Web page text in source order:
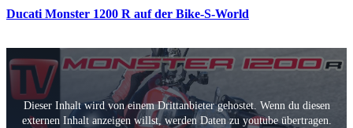
Ducati Monster 1200 R auf der Bike-S-World
Dieser Inhalt wird von einem Drittanbieter gehostet. Wenn du diesen
externen Inhalt anzeigen willst, werden Daten zu youtube übertragen.